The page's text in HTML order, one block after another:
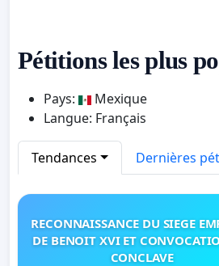
Pétitions les plus
Pays:
Mexique
Langue: Français
Tendances Dernières
RECONNAISSANCE DU SIEGE
DE BENOIT XVI ET
CONCLAVE